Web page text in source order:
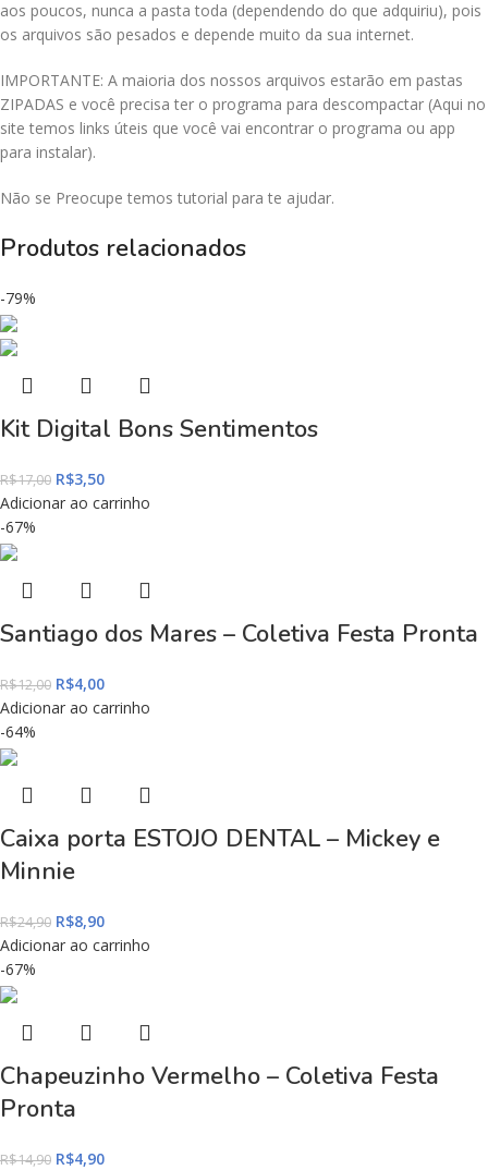
aos poucos, nunca a pasta toda (dependendo do que adquiriu), pois
os arquivos são pesados e depende muito da sua internet.
IMPORTANTE: A maioria dos nossos arquivos estarão em pastas
ZIPADAS e você precisa ter o programa para descompactar (Aqui no
site temos links úteis que você vai encontrar o programa ou app
para instalar).
Não se Preocupe temos tutorial para te ajudar.
Produtos relacionados
-79%
Kit Digital Bons Sentimentos
R$17,00 R$3,50
Adicionar ao carrinho
-67%
Santiago dos Mares – Coletiva Festa Pronta
R$12,00 R$4,00
Adicionar ao carrinho
-64%
Caixa porta ESTOJO DENTAL – Mickey e
Minnie
R$24,90 R$8,90
Adicionar ao carrinho
-67%
Chapeuzinho Vermelho – Coletiva Festa
Pronta
R$14,90 R$4,90